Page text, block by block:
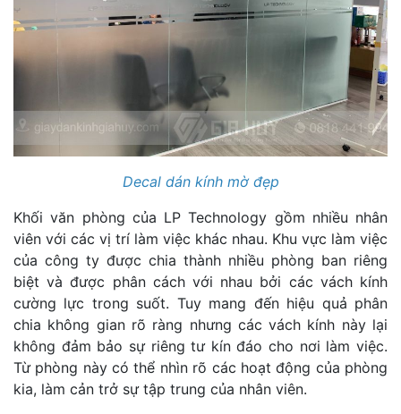
Decal dán kính mờ đẹp
Khối văn phòng của LP Technology gồm nhiều nhân
viên với các vị trí làm việc khác nhau. Khu vực làm việc
của công ty được chia thành nhiều phòng ban riêng
biệt và được phân cách với nhau bởi các vách kính
cường lực trong suốt. Tuy mang đến hiệu quả phân
chia không gian rõ ràng nhưng các vách kính này lại
không đảm bảo sự riêng tư kín đáo cho nơi làm việc.
Từ phòng này có thể nhìn rõ các hoạt động của phòng
kia, làm cản trở sự tập trung của nhân viên.